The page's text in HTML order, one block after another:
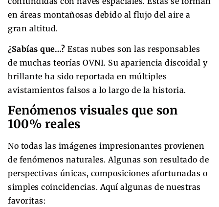
en áreas montañosas debido al flujo del aire a
gran altitud.
¿Sabías que…? Estas nubes son las responsables
de muchas teorías OVNI. Su apariencia discoidal y
brillante ha sido reportada en múltiples
avistamientos falsos a lo largo de la historia.
Fenómenos visuales que son
100% reales
No todas las imágenes impresionantes provienen
de fenómenos naturales. Algunas son resultado de
perspectivas únicas, composiciones afortunadas o
simples coincidencias. Aquí algunas de nuestras
favoritas: